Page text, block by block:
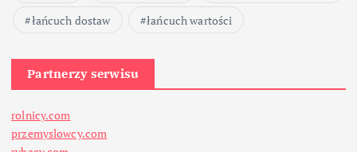
łańcuch dostaw
łańcuch wartości
Partnerzy serwisu
rolnicy.com
przemyslowcy.com